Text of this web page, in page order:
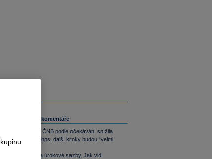
Související komentáře
Jan Bureš: ČNB podle očekávání snížila
sazby o 25bps, další kroky budou “velmi
ČNB snížila úrokové sazby. Jak vidí